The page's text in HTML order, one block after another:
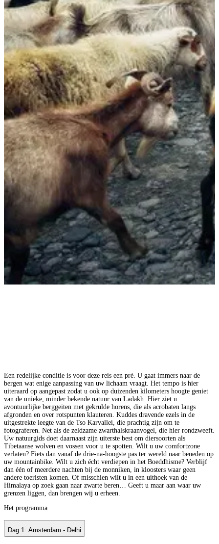
Een redelijke conditie is voor deze reis een pré. U gaat immers naar de
bergen wat enige aanpassing van uw lichaam vraagt. Het tempo is hier
uiteraard op aangepast zodat u ook op duizenden kilometers hoogte geniet
van de unieke, minder bekende natuur van Ladakh. Hier ziet u
avontuurlijke berggeiten met gekrulde horens, die als acrobaten langs
afgronden en over rotspunten klauteren. Kuddes dravende ezels in de
uitgestrekte leegte van de Tso Karvallei, die prachtig zijn om te
fotograferen. Net als de zeldzame zwarthalskraanvogel, die hier rondzweeft.
Uw natuurgids doet daarnaast zijn uiterste best om diersoorten als
Tibetaanse wolven en vossen voor u te spotten. Wilt u uw comfortzone
verlaten? Fiets dan vanaf de drie-na-hoogste pas ter wereld naar beneden op
uw mountainbike. Wilt u zich écht verdiepen in het Boeddhisme? Verblijf
dan één of meerdere nachten bij de monniken, in kloosters waar geen
andere toeristen komen. Of misschien wilt u in een uithoek van de
Himalaya op zoek gaan naar zwarte beren… Geeft u maar aan waar uw
grenzen liggen, dan brengen wij u erheen.
Het programma
Dag 1: Amsterdam - Delhi